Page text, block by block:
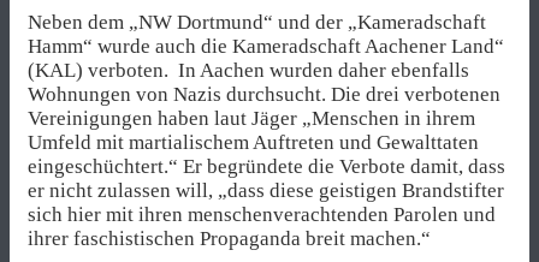
Neben dem „NW Dortmund“ und der „Kameradschaft
Hamm“ wurde auch die Kameradschaft Aachener Land“
(KAL) verboten. In Aachen wurden daher ebenfalls
Wohnungen von Nazis durchsucht. Die drei verbotenen
Vereinigungen haben laut Jäger „Menschen in ihrem
Umfeld mit martialischem Auftreten und Gewalttaten
eingeschüchtert.“ Er begründete die Verbote damit, dass
er nicht zulassen will, „dass diese geistigen Brandstifter
sich hier mit ihren menschenverachtenden Parolen und
ihrer faschistischen Propaganda breit machen.“